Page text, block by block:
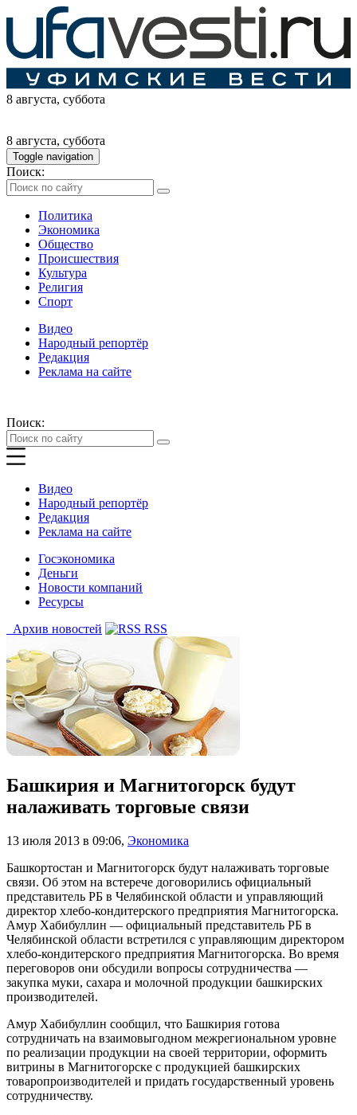
8 августа, суббота
8 августа, суббота
Toggle navigation
Поиск:
Политика
Экономика
Общество
Происшествия
Культура
Религия
Спорт
Видео
Народный репортёр
Редакция
Реклама на сайте
Поиск:
Видео
Народный репортёр
Редакция
Реклама на сайте
Госэкономика
Деньги
Новости компаний
Ресурсы
Архив новостей
RSS
Башкирия и Магнитогорск будут
налаживать торговые связи
13 июля 2013 в 09:06, Экономика
Башкортостан и Магнитогорск будут налаживать торговые
связи. Об этом на встерече договорились официальный
представитель РБ в Челябинской области и управляющий
директор хлебо-кондитерского предприятия Магнитогорска.
Амур Хабибуллин — официальный представитель РБ в
Челябинской области встретился с управляющим директором
хлебо-кондитерского предприятия Магнитогорска. Во время
переговоров они обсудили вопросы сотрудничества —
закупка муки, сахара и молочной продукции башкирских
производителей.
Амур Хабибуллин сообщил, что Башкирия готова
сотрудничать на взаимовыгодном межрегиональном уровне
по реализации продукции на своей территории, оформить
витрины в Магнитогорске с продукцией башкирских
товаропроизводителей и придать государственный уровень
сотрудничеству.